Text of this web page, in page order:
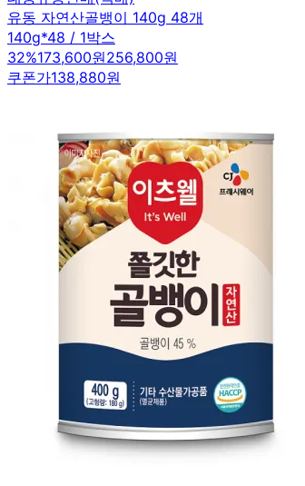
유동 자연산골뱅이 140g 48개
140g*48 / 1박스
32%173,600원256,800원
쿠폰가138,880원